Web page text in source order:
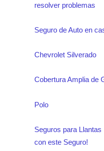
resolver problemas
Seguro de Auto en
Chevrolet Silverado
Cobertura Amplia de
Polo
Seguros para
con este Seguro!